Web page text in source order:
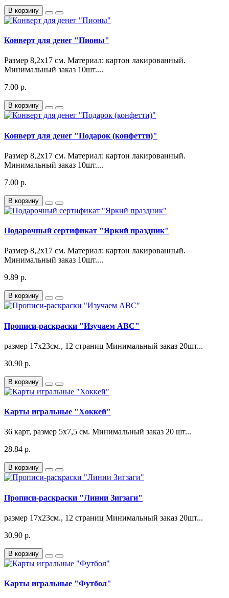
В корзину
Конверт для денег "Пионы"
Размер 8,2х17 см. Материал: картон лакированный.
Минимальный заказ 10шт....
7.00 р.
В корзину
Конверт для денег "Подарок (конфетти)"
Размер 8,2х17 см. Материал: картон лакированный.
Минимальный заказ 10шт....
7.00 р.
В корзину
Подарочный сертификат "Яркий праздник"
Размер 8,2х17 см. Материал: картон лакированный.
Минимальный заказ 10шт....
9.89 р.
В корзину
Прописи-раскраски "Изучаем АВС"
размер 17х23см., 12 страниц Минимальный заказ 20шт...
30.90 р.
В корзину
Карты игральные "Хоккей"
36 карт, размер 5х7,5 см. Минимальный заказ 20 шт...
28.84 р.
В корзину
Прописи-раскраски "Линии Зигзаги"
размер 17х23см., 12 страниц Минимальный заказ 20шт...
30.90 р.
В корзину
Карты игральные "Футбол"